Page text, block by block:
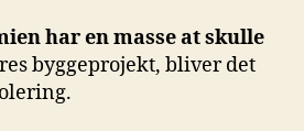
har en masse at skulle
byggeprojekt, bliver det